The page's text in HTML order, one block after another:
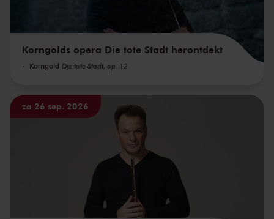
Korngolds opera Die tote Stadt herontdekt
Korngold Die tote Stadt, op. 12
za 26 sep. 2026